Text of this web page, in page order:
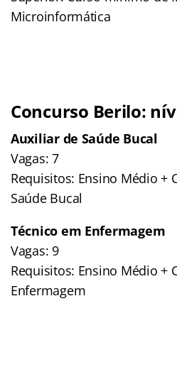
Microinformática
Concurso Berilo:
Auxiliar de Saúde Bucal
Vagas: 7
Requisitos: Ensino Médio +
Saúde Bucal
Técnico em Enfermagem
Vagas: 9
Requisitos: Ensino Médio +
Enfermagem